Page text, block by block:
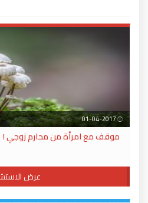
01-04-2017
موقف مع امرأة من محارم زوجي !
عرض